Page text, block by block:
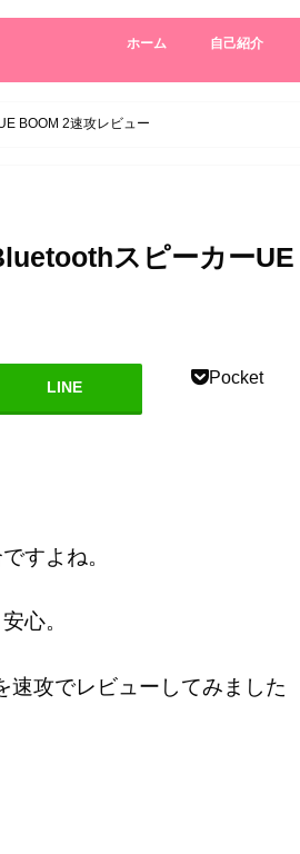
ホーム 自己紹介
BOOM 2速攻レビュー
スピーカーUE
LINE Pocket
すよね。
心。
攻でレビューしてみました